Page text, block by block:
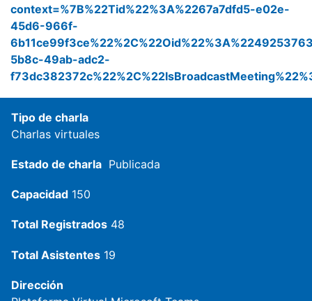
context=%7B%22Tid%22%3A%2267a7dfd5-e02e-
45d6-966f-
5b8c-49ab-adc2-
Tipo de charla
Charlas virtuales
Estado de charla Publicada
Capacidad 150
Total Registrados 48
Total Asistentes 19
Dirección